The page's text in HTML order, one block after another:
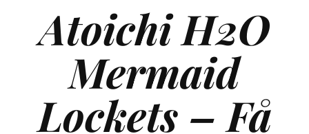
Atoichi H2O
Mermaid
Lockets – Få